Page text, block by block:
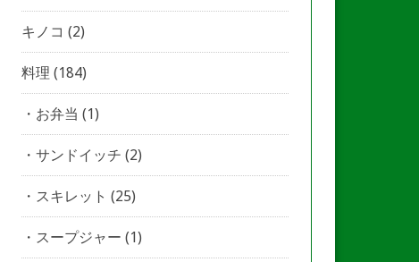
キノコ (2)
料理 (184)
お弁当 (1)
サンドイッチ (2)
スキレット (25)
スープジャー (1)